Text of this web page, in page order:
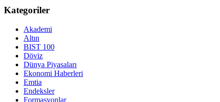
Kategoriler
Akademi
Altın
BIST 100
Döviz
Dünya Piyasaları
Ekonomi Haberleri
Emtia
Endeksler
Formasyonlar